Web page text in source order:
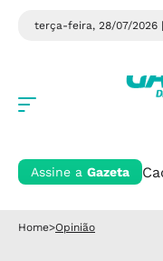
terça-feira, 28/07/2026
Assine a Gazeta
Home>Opinião